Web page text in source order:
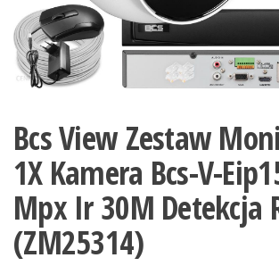
Bcs View Zestaw
1X Kamera Bcs-V-
Mpx Ir 30M Detekcja
(ZM25314)